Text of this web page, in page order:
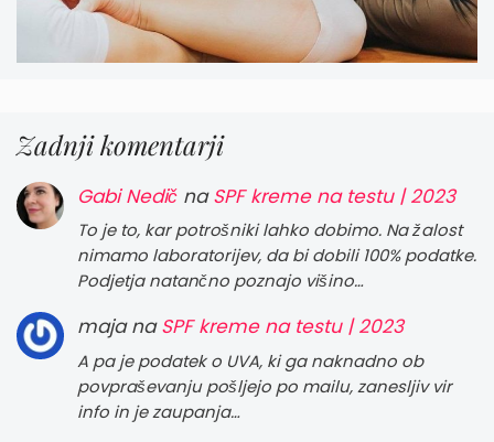
Zadnji komentarji
Gabi Nedič naSPF kreme na testu | 2023
To je to, kar potrošniki lahko dobimo. Na žalost
nimamo laboratorijev, da bi dobili 100% podatke.
Podjetja natančno poznajo višino…
majanaSPF kreme na testu | 2023
A pa je podatek o UVA, ki ga naknadno ob
povpraševanju pošljejo po mailu, zanesljiv vir
info in je zaupanja…